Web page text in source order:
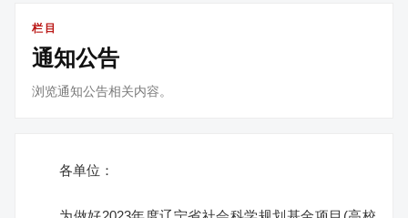
栏目
通知公告
浏览通知公告相关内容。
各单位：